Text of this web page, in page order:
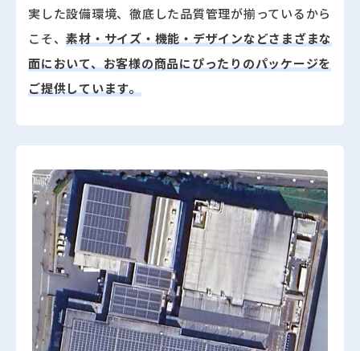
実した設備環境、徹底した品質管理が揃っているから
こそ、素材・サイズ・機能・デザインなどさまざまな
面において、お客様の商品にぴったりのパッケージを
ご提供しています。